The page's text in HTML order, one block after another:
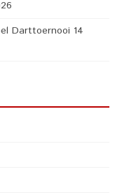
Darttoernooi 14